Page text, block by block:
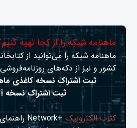
ماهنامه شبکه را از کجا تهیه
ماهنامه شبکه را می‌توانید از
کشور و نیز از دکه‌های
ثبت اشتراک نسخه کاغذی
ثبت اشتراک نسخه
کتاب الکترونیک+Network راهنمای شبکه‌ها